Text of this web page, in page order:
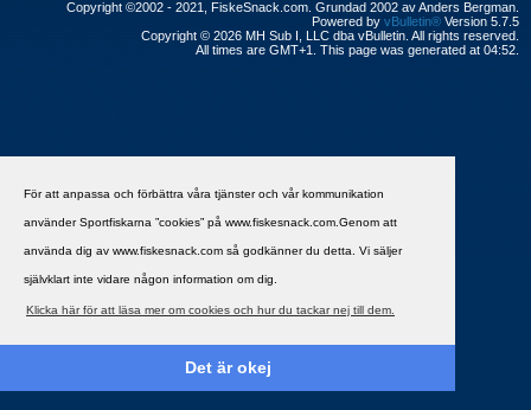
För att anpassa och förbättra våra tjänster och vår kommunikation
använder Sportfiskarna ”cookies” på www.fiskesnack.com.Genom att
använda dig av www.fiskesnack.com så godkänner du detta. Vi säljer
självklart inte vidare någon information om dig.
Klicka här för att läsa mer om cookies och hur du tackar nej till dem.
Det är okej
Copyright ©2002 - 2021, FiskeSnack.com. Grundad 2002 av Anders Bergman.
Powered by vBulletin® Version 5.7.5
Copyright © 2026 MH Sub I, LLC dba vBulletin. All rights reserved.
All times are GMT+1. This page was generated at 04:52.